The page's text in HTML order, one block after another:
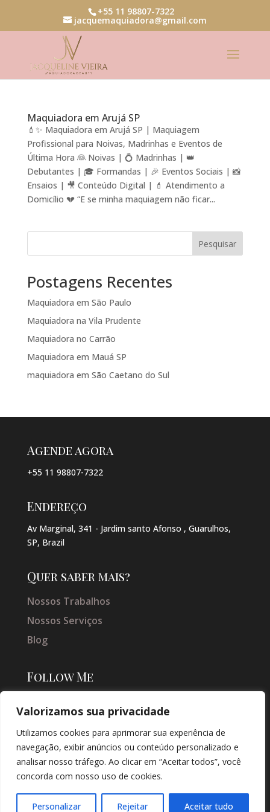
Valorizamos sua privacidade
Utilizamos cookies para aprimorar sua experiência de
navegação, exibir anúncios ou conteúdo personalizado e
analisar nosso tráfego. Ao clicar em “Aceitar todos”, você
concorda com nosso uso de cookies.
Personalizar Rejeitar Aceitar tudo
+55 11 98807-7322
jacquemaquiadora@gmail.com
Maquiadora em Arujá SP
💄✨ Maquiadora em Arujá SP | Maquiagem
Profissional para Noivas, Madrinhas e Eventos de
Última Hora 👰 Noivas | 💍 Madrinhas | 👑
Debutantes | 🎓 Formandas | 🎉 Eventos Sociais | 📸
Ensaios | 🎥 Conteúdo Digital | 💄 Atendimento a
Domicílio 💔 “E se minha maquiagem não ficar...
Pesquisar
Postagens Recentes
Maquiadora em São Paulo
Maquiadora na Vila Prudente
Maquiadora no Carrão
Maquiadora em Mauá SP
maquiadora em São Caetano do Sul
Agende agora
+55 11 98807-7322
Endereço
Av Marginal, 341 - Jardim santo Afonso , Guarulhos,
SP, Brazil
Quer saber mais?
Nossos Trabalhos
Nossos Serviços
Blog
Follow Me
SOLUÇÕES DIGITAIS |
CRIAÇÃO DE SITES